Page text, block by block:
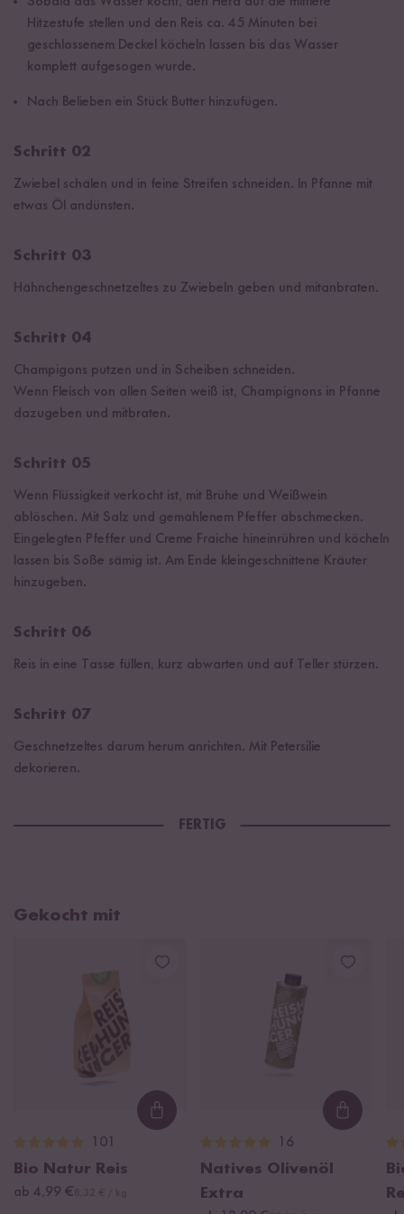
Hitzestufe stellen und den Reis ca. 45 Minuten bei
geschlossenem Deckel köcheln lassen bis das Wasser
komplett aufgesogen wurde.
Nach Belieben ein Stück Butter hinzufügen.
Schritt 02
Zwiebel schälen und in feine Streifen schneiden. In Pfanne mit
etwas Öl andünsten.
Schritt 03
Hähnchengeschnetzeltes zu Zwiebeln geben und mitanbraten.
Schritt 04
Champigons putzen und in Scheiben schneiden.
Wenn Fleisch von allen Seiten weiß ist, Champignons in Pfanne
dazugeben und mitbraten.
Schritt 05
Wenn Flüssigkeit verkocht ist, mit Brühe und Weißwein
ablöschen. Mit Salz und gemahlenem Pfeffer abschmecken.
Eingelegten Pfeffer und Creme Fraiche hineinrühren und köcheln
lassen bis Soße sämig ist. Am Ende kleingeschnittene Kräuter
hinzugeben.
Schritt 06
Reis in eine Tasse füllen, kurz abwarten und auf Teller stürzen.
Schritt 07
Geschnetzeltes darum herum anrichten. Mit Petersilie
dekorieren.
FERTIG
Gekocht mit
Loading...
101
Bio Natur Reis
ab 4,99 €
16
Natives Olivenöl
Extra